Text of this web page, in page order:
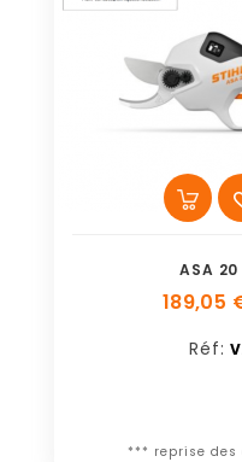
ASA 20
189,05
Réf:
*** reprise des